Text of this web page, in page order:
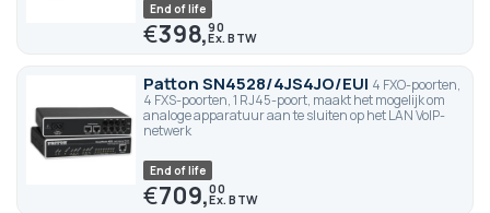
End of life
€398,90
Patton SN4528/4JS4JO/EUI 4 FXO-poorten,
4 FXS-poorten, 1 RJ45-poort, maakt het mogelijk om
analoge apparatuur aan te sluiten op het LAN VoIP-
netwerk
End of life
€709,00